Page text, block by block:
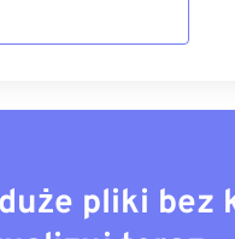
pliki bez